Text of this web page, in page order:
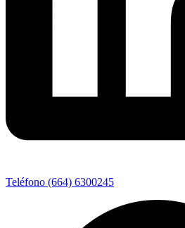
Teléfono (664) 6300245